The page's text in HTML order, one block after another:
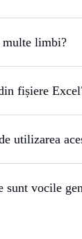
multe limbi?
fișiere
utilizarea
sunt vocile